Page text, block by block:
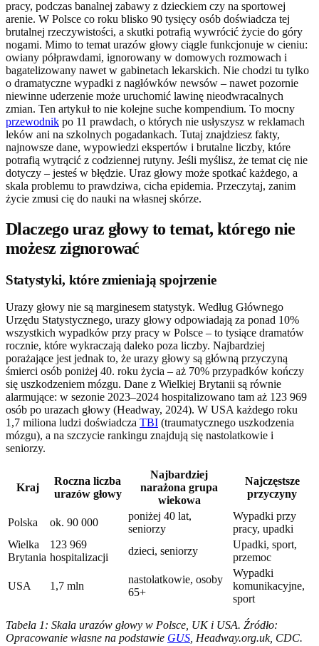
pracy, podczas banalnej zabawy z dzieckiem czy na sportowej
arenie. W Polsce co roku blisko 90 tysięcy osób doświadcza tej
brutalnej rzeczywistości, a skutki potrafią wywrócić życie do góry
nogami. Mimo to temat urazów głowy ciągle funkcjonuje w cieniu:
owiany półprawdami, ignorowany w domowych rozmowach i
bagatelizowany nawet w gabinetach lekarskich. Nie chodzi tu tylko
o dramatyczne wypadki z nagłówków newsów – nawet pozornie
niewinne uderzenie może uruchomić lawinę nieodwracalnych
zmian. Ten artykuł to nie kolejne suche kompendium. To mocny
przewodnik po 11 prawdach, o których nie usłyszysz w reklamach
leków ani na szkolnych pogadankach. Tutaj znajdziesz fakty,
najnowsze dane, wypowiedzi ekspertów i brutalne liczby, które
potrafią wytrącić z codziennej rutyny. Jeśli myślisz, że temat cię nie
dotyczy – jesteś w błędzie. Uraz głowy może spotkać każdego, a
skala problemu to prawdziwa, cicha epidemia. Przeczytaj, zanim
życie zmusi cię do nauki na własnej skórze.
Dlaczego uraz głowy to temat, którego nie
możesz zignorować
Statystyki, które zmieniają spojrzenie
Urazy głowy nie są marginesem statystyk. Według Głównego
Urzędu Statystycznego, urazy głowy odpowiadają za ponad 10%
wszystkich wypadków przy pracy w Polsce – to tysiące dramatów
rocznie, które wykraczają daleko poza liczby. Najbardziej
porażające jest jednak to, że urazy głowy są główną przyczyną
śmierci osób poniżej 40. roku życia – aż 70% przypadków kończy
się uszkodzeniem mózgu. Dane z Wielkiej Brytanii są równie
alarmujące: w sezonie 2023–2024 hospitalizowano tam aż 123 969
osób po urazach głowy (Headway, 2024). W USA każdego roku
1,7 miliona ludzi doświadcza TBI (traumatycznego uszkodzenia
mózgu), a na szczycie rankingu znajdują się nastolatkowie i
seniorzy.
Kraj
Roczna liczba
urazów głowy
Najbardziej
narażona grupa
wiekowa
Najczęstsze
przyczyny
Polska ok. 90 000
poniżej 40 lat,
seniorzy
Wypadki przy
pracy, upadki
Wielka
Brytania
123 969
hospitalizacji
dzieci, seniorzy
Upadki, sport,
przemoc
USA 1,7 mln
nastolatkowie, osoby
65+
Wypadki
komunikacyjne,
sport
Tabela 1: Skala urazów głowy w Polsce, UK i USA. Źródło:
Opracowanie własne na podstawie GUS , Headway.org.uk, CDC.